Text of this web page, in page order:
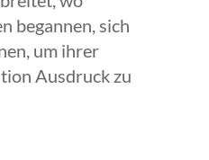
begannen, sich
um ihrer
Ausdruck zu